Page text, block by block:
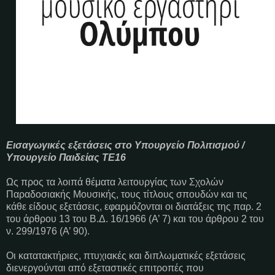
Εισαγωγικές εξετάσεις στο Υπουργείο Πολιτισμού /
Υπουργείο Παιδείας ΤΕ16
Ως προς τα λοιπά θέματα λειτουργίας των Σχολών
Παραδοσιακής Μουσικής, τους τίτλους σπουδών και τις
κάθε είδους εξετάσεις, εφαρμόζονται οι διατάξεις της παρ. 2
του άρθρου 13 του Β.Δ. 16/1966 (Α’ 7) και του άρθρου 2 του
ν. 299/1976 (Α’ 90).
Οι κατατακτήριες, πτυχιακές και διπλωματικές εξετάσεις
διενεργούνται από εξεταστικές επιτροπές που